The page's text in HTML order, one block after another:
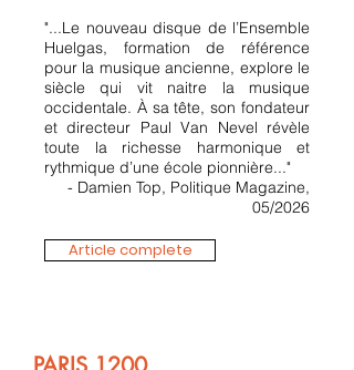
"...Le nouveau disque de l’Ensemble
Huelgas, formation de référence
pour la musique ancienne, explore le
siècle qui vit naitre la musique
occidentale. À sa tête, son fondateur
et directeur Paul Van Nevel révèle
toute la richesse harmonique et
rythmique d’une école pionnière..."
- Damien Top, Politique Magazine,
05/2026
Article complete